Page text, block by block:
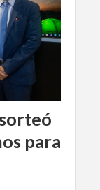
para